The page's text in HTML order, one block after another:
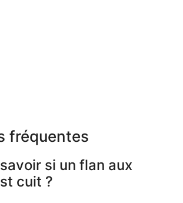
fréquentes
si un flan aux
cuit ?